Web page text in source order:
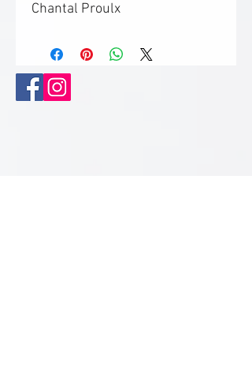
Chantal Proulx